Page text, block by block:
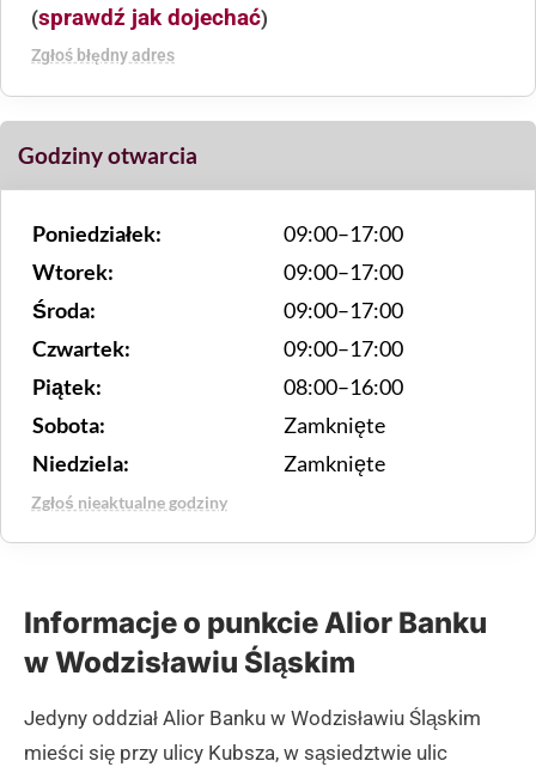
(sprawdź jak dojechać)
Zgłoś błędny adres
Godziny otwarcia
Poniedziałek:
09:00–17:00
Wtorek:
09:00–17:00
Środa:
09:00–17:00
Czwartek:
09:00–17:00
Piątek:
08:00–16:00
Sobota:
Zamknięte
Niedziela:
Zamknięte
Zgłoś nieaktualne godziny
Informacje o punkcie Alior Banku
w Wodzisławiu Śląskim
Jedyny oddział Alior Banku w Wodzisławiu Śląskim
mieści się przy ulicy Kubsza, w sąsiedztwie ulic